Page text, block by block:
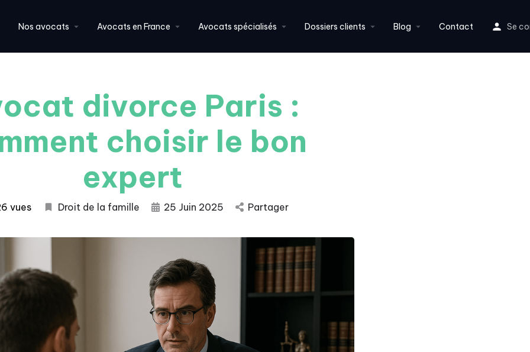
Nos avocats Avocats en France Avocats spécialisés Dossiers clients Blog Contact Se
divorce Paris :
choisir le bon
expert
vues Droit de la famille 25 Juin 2025 Partager